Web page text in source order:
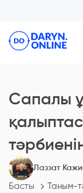
Сапалы
Лаззат
Басты Таным-